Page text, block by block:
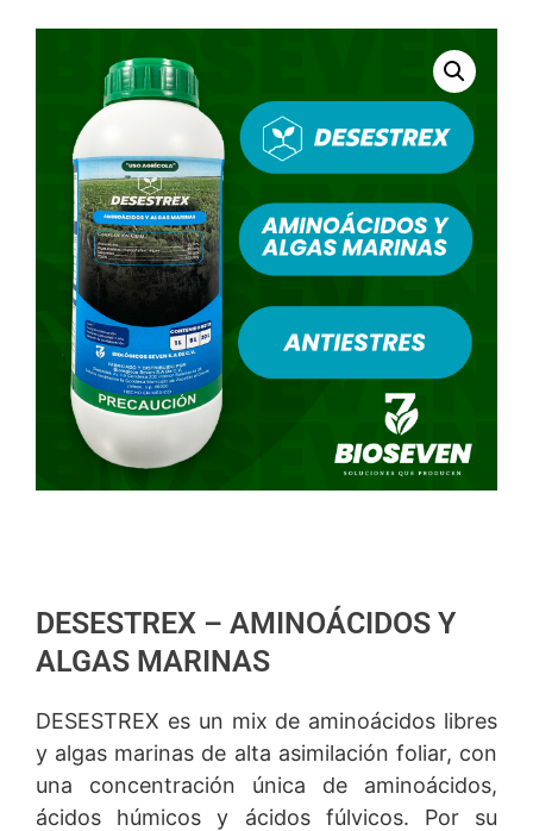
DESESTREX – AMINOÁCIDOS Y
ALGAS MARINAS
DESESTREX es un mix de aminoácidos libres
y algas marinas de alta asimilación foliar, con
una concentración única de aminoácidos,
ácidos húmicos y ácidos fúlvicos. Por su